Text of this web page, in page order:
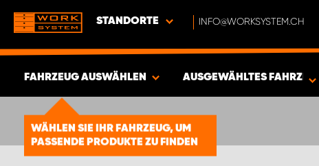
STANDORTE INFO@WORKSYSTEM.CH
FAHRZEUG AUSWÄHLEN
WÄHLEN SIE IHR FAHRZEUG, UM
PASSENDE PRODUKTE ZU FINDEN
ERGEBNISSE ANZEIGEN -1847
ARTIKEL
AUSGEWÄHLTES FAHRZEUG